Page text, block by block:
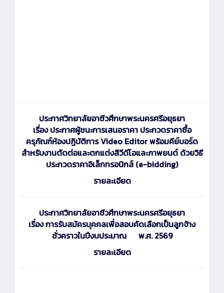
ประกาศวิทยาลัยอาชีวศึกษาพระนครศรีอยุธยา
เรื่อง ประกาศผู้ชนะการเสนอราคา ประกวดราคาซื้อ
ครุภัณฑ์ห้องปฏิบัติการ Video Editor พร้อมคีย์บอร์ด
สำหรับงานตัดต่อและตกแต่งสีวีดีโอและภาพยนต์ ด้วยวิธี
ประกวดราคาอิเล็กทรอนิกส์ (e-bidding)
รายละเอียด
ประกาศวิทยาลัยอาชีวศึกษาพระนครศรีอยุธยา
เรื่อง การรับสมัครบุคคลเพื่อสอบคัดเลือกเป็นลูกจ้าง
ชั่วคราวในปีงบประมาณ พ.ศ. 2569
รายละเอียด